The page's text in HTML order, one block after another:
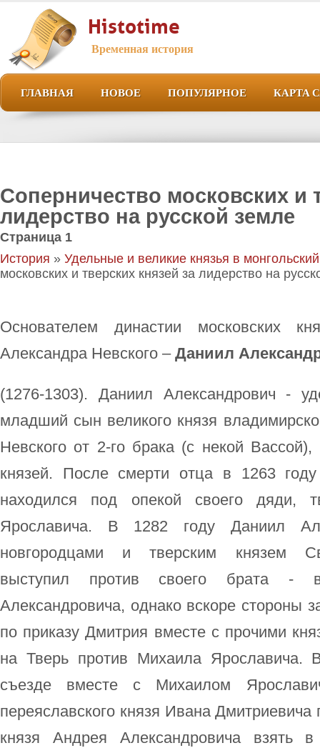
Histotime
Временная история
ГЛАВНАЯ НОВОЕ ПОПУЛЯРНОЕ КАРТА
Соперничество московских и
лидерство на русской земле
Страница 1
История » Удельные и великие князья в
московских и тверских князей за лидерство на
Основателем династии московских
Александра Невского – Даниил
(1276-1303). Даниил Александрович -
младший сын великого князя
Невского от 2-го брака (с некой Вассой),
князей. После смерти отца в 1263
находился под опекой своего дяди,
Ярославича. В 1282 году Даниил
новгородцами и тверским князем
выступил против своего брата -
Александровича, однако вскоре стороны
по приказу Дмитрия вместе с прочими
на Тверь против Михаила Ярославича.
съезде вместе с Михаилом
переяславского князя Ивана Дмитриевича
князя Андрея Александровича взять